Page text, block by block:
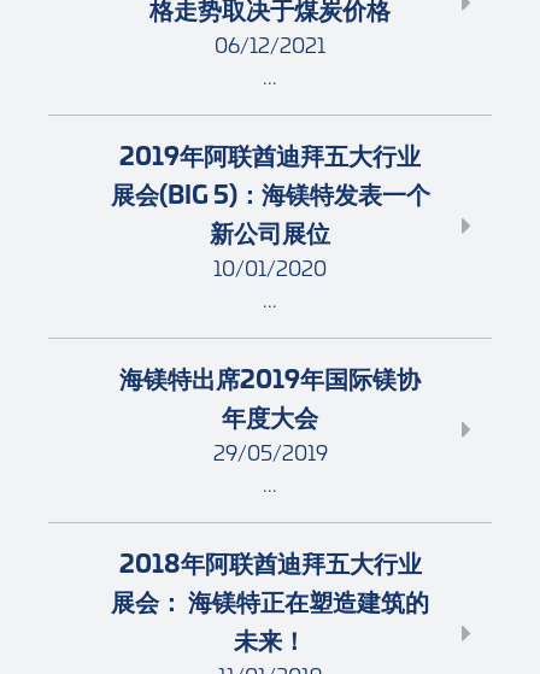
格走势取决于煤炭价格
06/12/2021
...
2019年阿联酋迪拜五大行业
展会(BIG 5)：海镁特发表一个
新公司展位
10/01/2020
...
海镁特出席2019年国际镁协
年度大会
29/05/2019
...
2018年阿联酋迪拜五大行业
展会： 海镁特正在塑造建筑的
未来！